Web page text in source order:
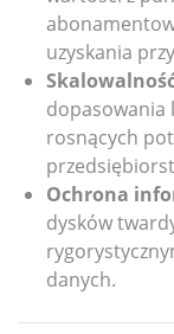
uzyskania
dopasowania
rosnących
Ochrona
dysków
danych.